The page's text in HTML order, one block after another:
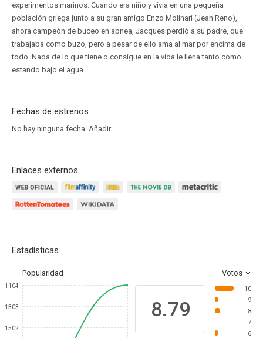
experimentos marinos. Cuando era niño y vivía en una pequeña
población griega junto a su gran amigo Enzo Molinari (Jean Reno),
ahora campeón de buceo en apnea, Jacques perdió a su padre, que
trabajaba como buzo, pero a pesar de ello ama al mar por encima de
todo. Nada de lo que tiene o consigue en la vida le llena tanto como
estando bajo el agua.
Fechas de estrenos
No hay ninguna fecha. Añadir
Enlaces externos
Estadísticas
Popularidad Votos
1104
1303
1502
8.79
10
9
8
7
6